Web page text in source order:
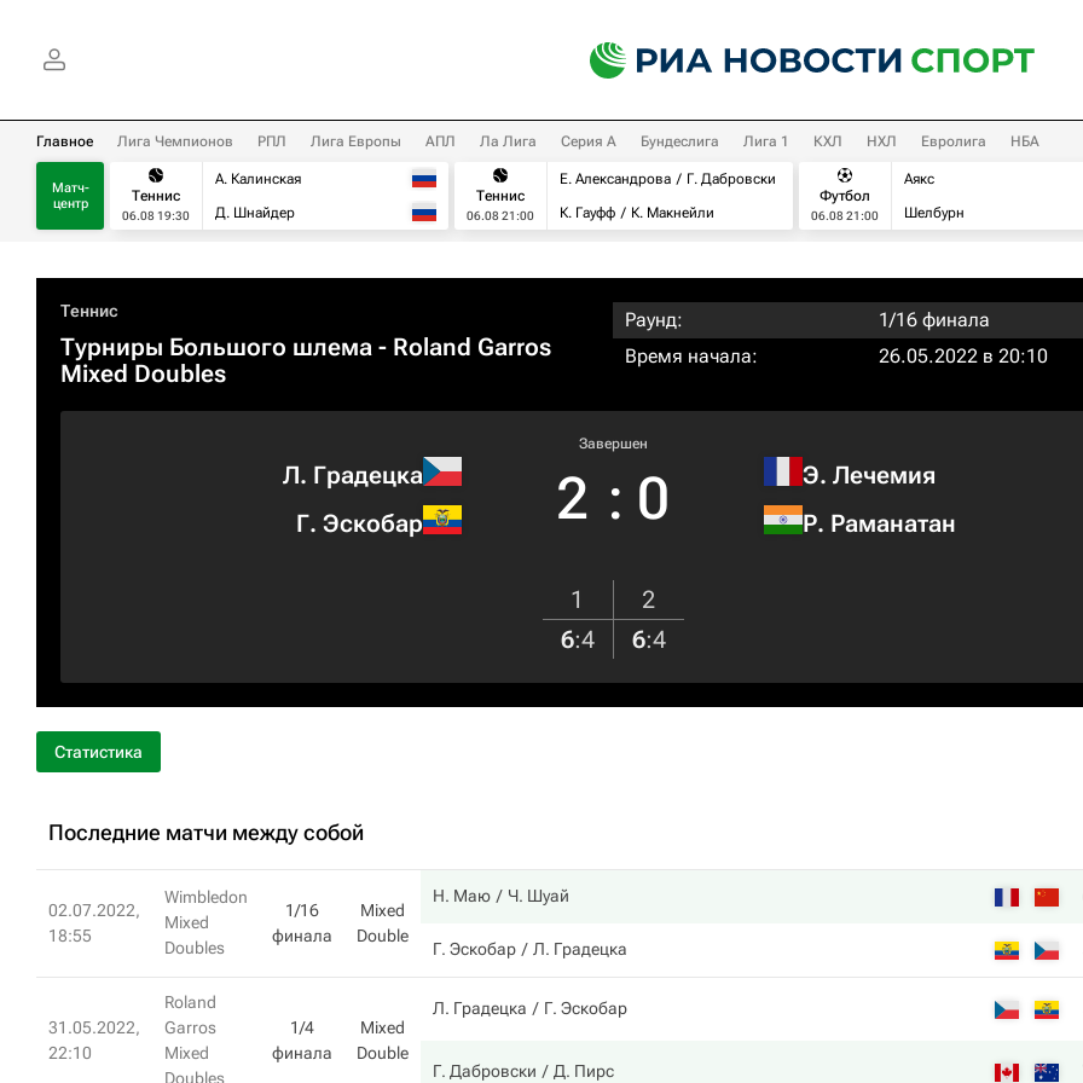
Главное Лига Чемпионов РПЛ Лига Европы АПЛ Ла Лига Серия А Бундеслига Лига 1 КХЛ НХЛ Евролига НБА
Матч-
центр
Теннис
06.08 19:30
А. Калинская
Д. Шнайдер
Теннис
06.08 21:00
Е. Александрова
Г. Дабровски
К. Гауфф
К. Макнейли
Футбол
06.08 21:00
Аякс
Шелбурн
Теннис
Турниры Большого шлема - Roland Garros
Mixed Doubles
Раунд:
1/16 финала
Время начала:
26.05.2022 в 20:10
Л. Градецка
Г. Эскобар
Завершен
2 : 0
Э. Лечемия
Р. Раманатан
1
2
6:4 6:4
Статистика
Последние матчи между собой
02.07.2022,
18:55
Wimbledon
Mixed
Doubles
1/16
финала
Mixed
Double
Н. Маю Ч. Шуай
Г. Эскобар Л. Градецка
31.05.2022,
22:10
Roland
Garros
Mixed
Doubles
1/4
финала
Mixed
Double
Л. Градецка Г. Эскобар
Г. Дабровски Д. Пирс